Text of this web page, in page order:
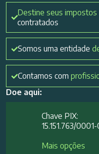
Destine seus impostos
contratados
Somos uma entidade
Contamos com
Doe aqui:
Chave PIX:
15.151.763/
Mais opções